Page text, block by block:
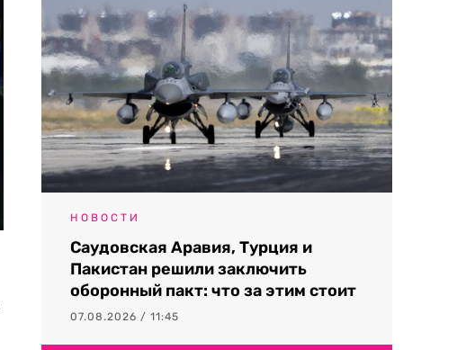
НОВОСТИ
Саудовская Аравия, Турция и
Пакистан решили заключить
оборонный пакт: что за этим стоит
07.08.2026 / 11:45